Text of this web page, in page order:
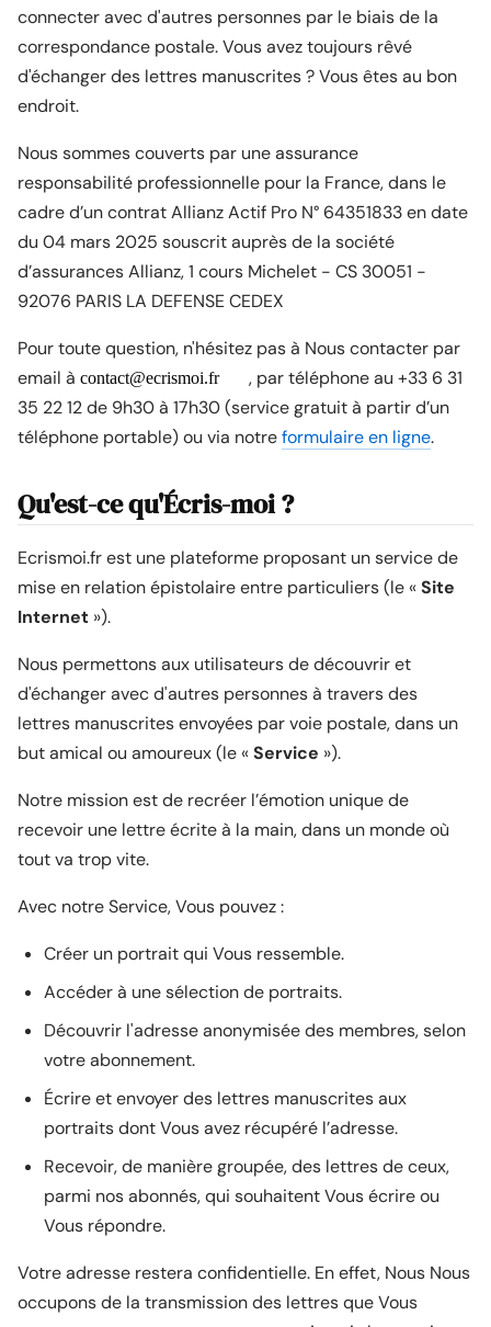
connecter avec d'autres personnes par le biais de la
correspondance postale. Vous avez toujours rêvé
d'échanger des lettres manuscrites ? Vous êtes au bon
endroit.
Nous sommes couverts par une assurance
responsabilité professionnelle pour la France, dans le
cadre d’un contrat Allianz Actif Pro N° 64351833 en date
du 04 mars 2025 souscrit auprès de la société
d’assurances Allianz, 1 cours Michelet - CS 30051 -
92076 PARIS LA DEFENSE CEDEX
Pour toute question, n'hésitez pas à Nous contacter par
email à
, par téléphone au +33 6 31
35 22 12 de 9h30 à 17h30 (service gratuit à partir d’un
téléphone portable) ou via notreformulaire en ligne.
Qu'est-ce qu'Écris-moi ?
Ecrismoi.fr est une plateforme proposant un service de
mise en relation épistolaire entre particuliers (le «Site
Internet »).
Nous permettons aux utilisateurs de découvrir et
d'échanger avec d'autres personnes à travers des
lettres manuscrites envoyées par voie postale, dans un
but amical ou amoureux (le «Service »).
Notre mission est de recréer l’émotion unique de
recevoir une lettre écrite à la main, dans un monde où
tout va trop vite.
Avec notre Service, Vous pouvez :
Créer un portrait qui Vous ressemble.
Accéder à une sélection de portraits.
Découvrir l'adresse anonymisée des membres, selon
votre abonnement.
Écrire et envoyer des lettres manuscrites aux
portraits dont Vous avez récupéré l’adresse.
Recevoir, de manière groupée, des lettres de ceux,
parmi nos abonnés, qui souhaitent Vous écrire ou
Vous répondre.
Votre adresse restera confidentielle. En effet, Nous Nous
occupons de la transmission des lettres que Vous